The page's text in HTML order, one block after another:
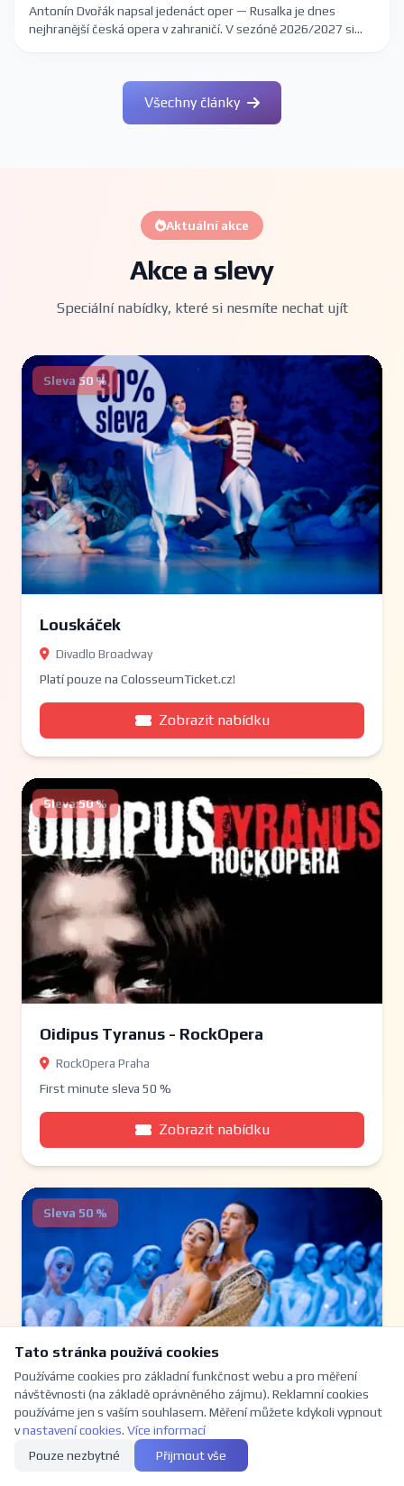
Antonín Dvořák napsal jedenáct oper — Rusalka je dnes
nejhranější česká opera v zahraničí. V sezóně 2026/2027 si
scénách. Kompletní průvodce s termíny a vstupenkami.
Všechny články
Aktuální akce
Akce a slevy
Speciální nabídky, které si nesmíte nechat ujít
Sleva 50 %
Louskáček
Divadlo Broadway
Platí pouze na ColosseumTicket.cz!
Zobrazit nabídku
Sleva 50 %
Oidipus Tyranus - RockOpera
RockOpera Praha
First minute sleva 50 %
Zobrazit nabídku
Sleva 50 %
Tato stránka používá cookies
Používáme cookies pro základní funkčnost webu a pro měření
návštěvnosti (na základě oprávněného zájmu). Reklamní cookies
používáme jen s vaším souhlasem. Měření můžete kdykoli vypnout
vnastavení cookies. Více informací
Pouze nezbytné
Přijmout vše